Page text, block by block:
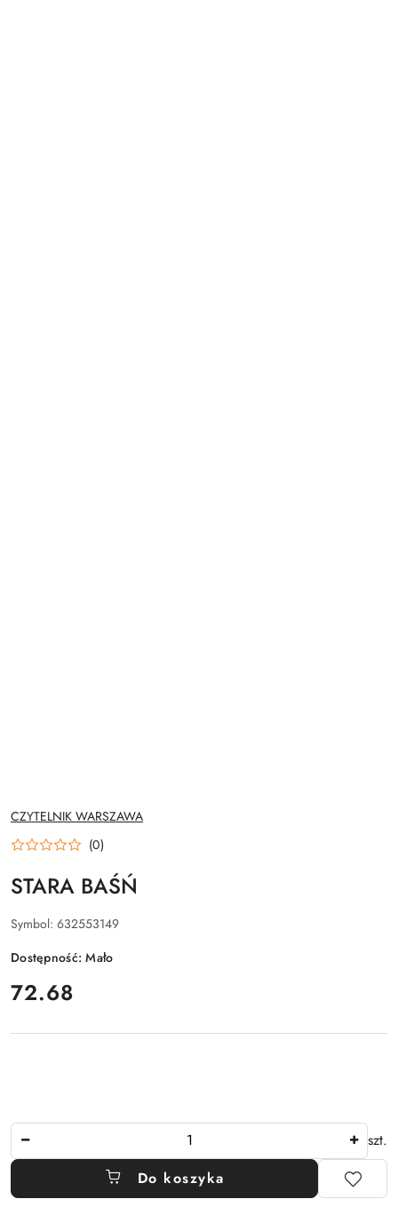
NAZWA
PRODUCENTA:
CZYTELNIK WARSZAWA
(0)
STARA BAŚŃ
Symbol: 632553149
Dostępność:Mało
cena:
72.68
szt.
Do koszyka